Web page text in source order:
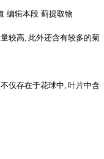
编辑本段 蓟提取物
较高, 此外还含有较多的菊
仅存在于花球中, 叶片中含